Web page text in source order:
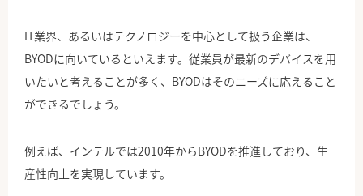
IT業界、あるいはテクノロジーを中心として扱う企業は、
BYODに向いているといえます。従業員が最新のデバイスを用
いたいと考えることが多く、BYODはそのニーズに応えること
ができるでしょう。
例えば、インテルでは2010年からBYODを推進しており、生
産性向上を実現しています。